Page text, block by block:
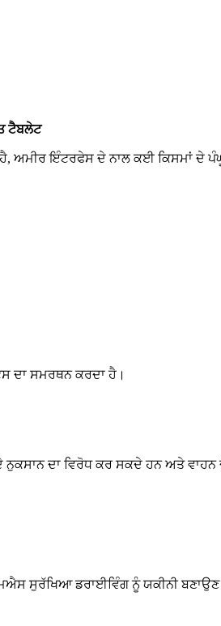
​​ਟੈਬਲੇਟ
ਅਮੀਰ ਇੰਟਰਫੇਸ ਦੇ ਨਾਲ ਕਈ ਕਿਸਮਾਂ ਦੇ
ਦਾ ਸਮਰਥਨ ਕਰਦਾ ਹੈ।
ਦਾ ਵਿਰੋਧ ਕਰ ਸਕਦੇ ਹਨ ਅਤੇ
ਡਰਾਈਵਿੰਗ ਨੂੰ ਯਕੀਨੀ ਬਣਾਉਣ